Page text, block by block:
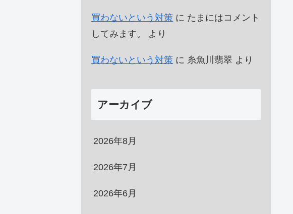
買わないという対策 に たまにはコメント
してみます。
より
買わないという対策 に 糸魚川翡翠 より
アーカイブ
2026年8月
2026年7月
2026年6月